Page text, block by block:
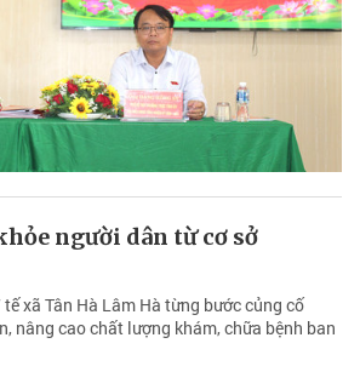
người dân từ cơ sở
xã Tân Hà Lâm Hà từng bước củng cố
nâng cao chất lượng khám, chữa bệnh ban